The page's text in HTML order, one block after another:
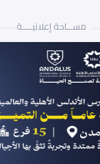
مســـاحة إعلانيـــــة